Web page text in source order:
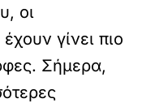
οι
γίνει πιο
Σήμερα,